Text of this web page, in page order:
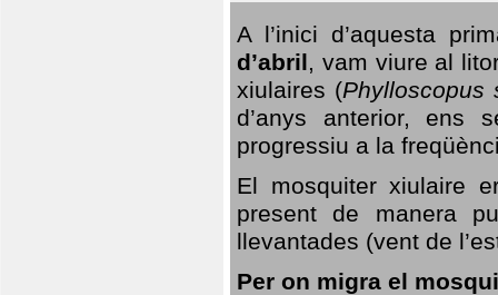
A l’inici d’aquesta
d’abril, vam viure al
xiulaires (Phylloscopus
d’anys anterior, ens
progressiu a la
El mosquiter xiulaire
present de manera
llevantades (vent de
Per on migra el